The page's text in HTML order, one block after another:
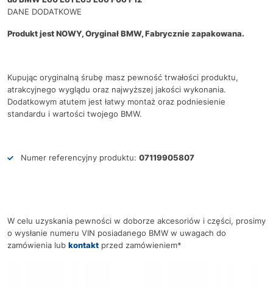
DANE DODATKOWE
Produkt jest NOWY, Oryginał BMW, Fabrycznie zapakowana.
Kupując oryginalną śrubę masz pewność trwałości produktu,
atrakcyjnego wyglądu oraz najwyższej jakości wykonania.
Dodatkowym atutem jest łatwy montaż oraz podniesienie
standardu i wartości twojego BMW.
Numer referencyjny produktu: 07119905807
W celu uzyskania pewności w doborze akcesoriów i części, prosimy
o wysłanie numeru VIN posiadanego BMW w uwagach do
zamówienia lub kontakt przed zamówieniem*